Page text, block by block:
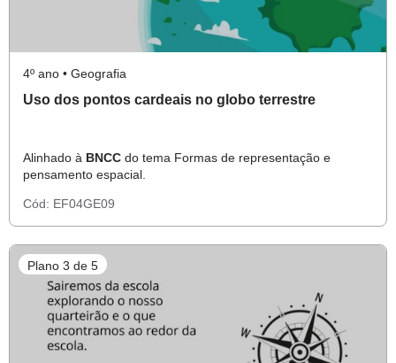
4º ano • Geografia
Uso dos pontos cardeais no globo terrestre
Alinhado à BNCC do tema Formas de representação e
pensamento espacial.
Cód: EF04GE09
Plano 3 de 5